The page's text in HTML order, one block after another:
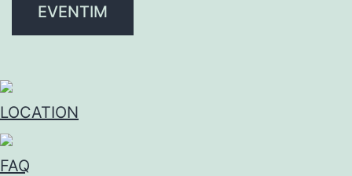
EVENTIM
LOCATION
FAQ